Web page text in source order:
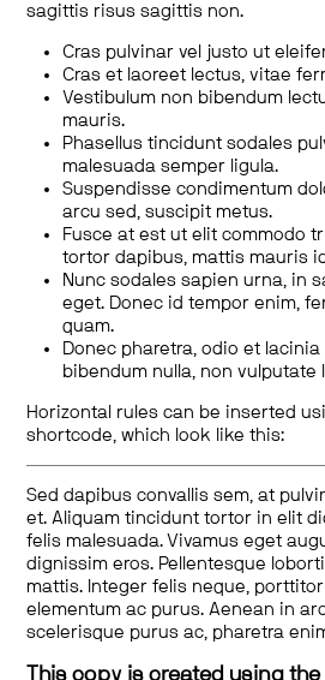
sagittis risus sagittis non.
Cras pulvinar vel justo ut
Cras et laoreet lectus, vitae
Vestibulum non bibendum
mauris.
Phasellus tincidunt sodales
malesuada semper ligula.
Suspendisse condimentum
arcu sed, suscipit metus.
Fusce at est ut elit commodo
tortor dapibus, mattis mauris
Nunc sodales sapien urna, in
eget. Donec id tempor enim,
quam.
Donec pharetra, odio et
bibendum nulla, non vulputate
Horizontal rules can be inserted
shortcode, which look like this:
Sed dapibus convallis sem, at
et. Aliquam tincidunt tortor in elit
felis malesuada. Vivamus eget
dignissim eros. Pellentesque
mattis. Integer felis neque,
elementum ac purus. Aenean in
scelerisque purus ac, pharetra
This copy is created using